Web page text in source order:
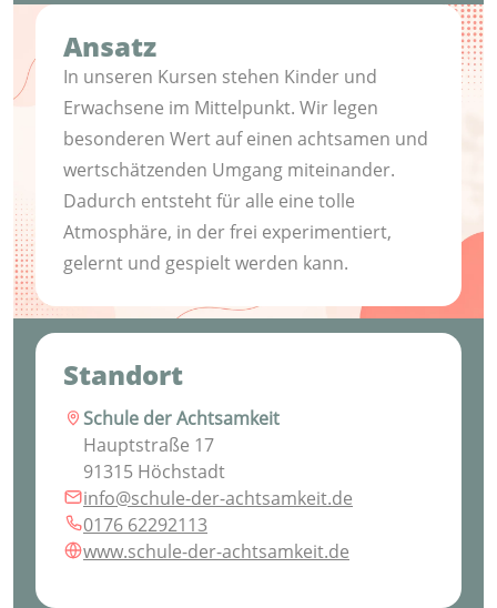
Ansatz
In unseren Kursen stehen Kinder und
Erwachsene im Mittelpunkt. Wir legen
besonderen Wert auf einen achtsamen und
wertschätzenden Umgang miteinander.
Dadurch entsteht für alle eine tolle
Atmosphäre, in der frei experimentiert,
gelernt und gespielt werden kann.
Standort
Schule der Achtsamkeit
Hauptstraße 17
91315 Höchstadt
info@schule-der-achtsamkeit.de
0176 62292113
www.schule-der-achtsamkeit.de